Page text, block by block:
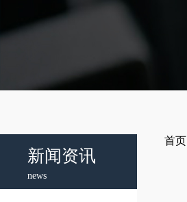
新闻资讯
news
首页